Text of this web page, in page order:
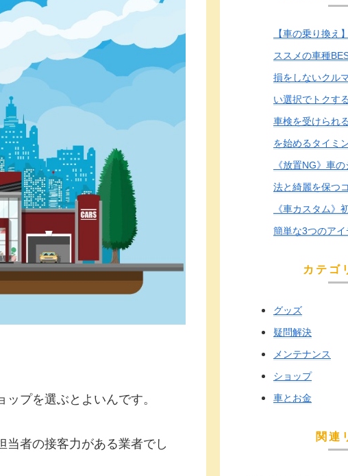
プを選ぶとよいんです。
当者の接客力がある業者でし
【車の乗り換え
ススメの車種
損をしないクル
い選択でトクす
車検を受けられ
を始めるタイミ
《放置NG》車
法と綺麗を保つ
《車カスタム》
簡単な3つのアイ
カテゴ
グッズ
疑問解決
メンテナンス
ショップ
車とお金
関連